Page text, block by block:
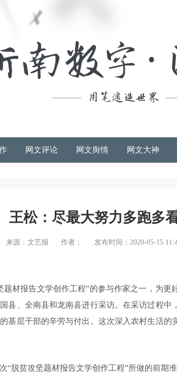
网文评论 网文舆情 网文大神
王松：尽最大努力多跑多
来源：文艺报 作者： 发布时间：2020-05-15
报告文学创作工程”的参与作家之一，为更
县、全南县和龙南县进行采访。在采访过程中
基层干部的辛劳与付出。这次深入农村生活
贫攻坚题材报告文学创作工程”所做的前期准